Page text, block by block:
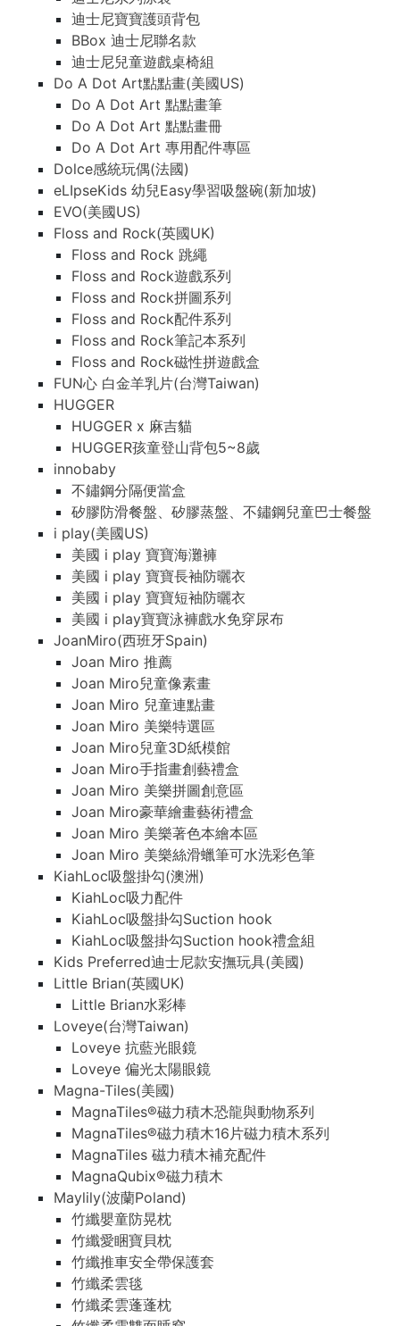
迪士尼寶寶護頭背包
BBox 迪士尼聯名款
迪士尼兒童遊戲桌椅組
Do A Dot Art點點畫(美國US)
Do A Dot Art 點點畫筆
Do A Dot Art 點點畫冊
Do A Dot Art 專用配件專區
Dolce感統玩偶(法國)
eLIpseKids 幼兒Easy學習吸盤碗(新加坡)
EVO(美國US)
Floss and Rock(英國UK)
Floss and Rock 跳繩
Floss and Rock遊戲系列
Floss and Rock拼圖系列
Floss and Rock配件系列
Floss and Rock筆記本系列
Floss and Rock磁性拼遊戲盒
FUN心 白金羊乳片(台灣Taiwan)
HUGGER
HUGGER x 麻吉貓
HUGGER孩童登山背包5~8歲
innobaby
不鏽鋼分隔便當盒
矽膠防滑餐盤、矽膠蒸盤、不鏽鋼兒童巴士餐盤
i play(美國US)
美國 i play 寶寶海灘褲
美國 i play 寶寶長袖防曬衣
美國 i play 寶寶短袖防曬衣
美國 i play寶寶泳褲戲水免穿尿布
JoanMiro(西班牙Spain)
Joan Miro 推薦
Joan Miro兒童像素畫
Joan Miro 兒童連點畫
Joan Miro 美樂特選區
Joan Miro兒童3D紙模館
Joan Miro手指畫創藝禮盒
Joan Miro 美樂拼圖創意區
Joan Miro豪華繪畫藝術禮盒
Joan Miro 美樂著色本繪本區
Joan Miro 美樂絲滑蠟筆可水洗彩色筆
KiahLoc吸盤掛勾(澳洲)
KiahLoc吸力配件
KiahLoc吸盤掛勾Suction hook
KiahLoc吸盤掛勾Suction hook禮盒組
Kids Preferred迪士尼款安撫玩具(美國)
Little Brian(英國UK)
Little Brian水彩棒
Loveye(台灣Taiwan)
Loveye 抗藍光眼鏡
Loveye 偏光太陽眼鏡
Magna-Tiles(美國)
MagnaTiles®磁力積木恐龍與動物系列
MagnaTiles®磁力積木16片磁力積木系列
MagnaTiles 磁力積木補充配件
MagnaQubix®磁力積木
Maylily(波蘭Poland)
竹纖嬰童防晃枕
竹纖愛睏寶貝枕
竹纖推車安全帶保護套
竹纖柔雲毯
竹纖柔雲蓬蓬枕